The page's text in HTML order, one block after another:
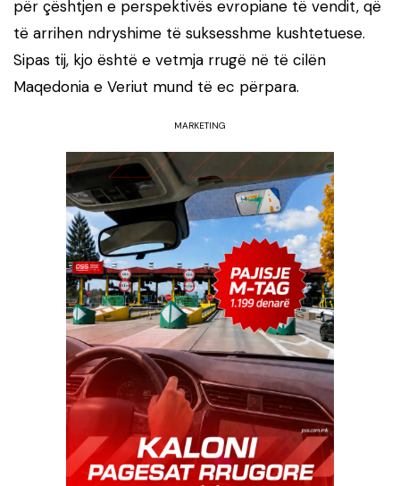
për çështjen e perspektivës evropiane të vendit, që
të arrihen ndryshime të suksesshme kushtetuese.
Sipas tij, kjo është e vetmja rrugë në të cilën
Maqedonia e Veriut mund të ec përpara.
MARKETING